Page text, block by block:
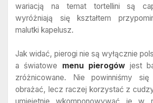
wariacją na temat tortellini są
wyróżniają się kształtem
malutki kapelusz.
Jak widać, pierogi nie są wyłącznie
a światowe menu pierogów jest
zróżnicowane. Nie powinniśmy
obrażać, lecz raczej korzystać z